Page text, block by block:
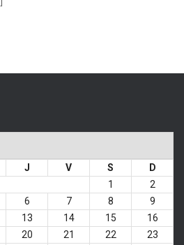
J V S
D
1
2
6 7 8
9
13 14 15
16
20 21 22
23